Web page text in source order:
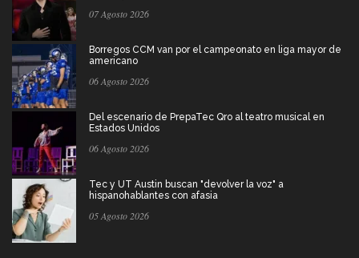
07 Agosto 2026
Borregos CCM van por el campeonato en liga mayor de
americano
06 Agosto 2026
Del escenario de PrepaTec Qro al teatro musical en
Estados Unidos
06 Agosto 2026
Tec y UT Austin buscan "devolver la voz" a
hispanohablantes con afasia
05 Agosto 2026